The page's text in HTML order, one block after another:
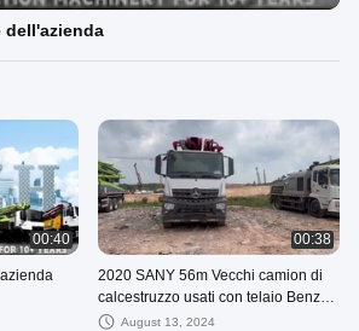
dell'azienda
00:40 00:38
2020 SANY 56m Vecchi camion di
calcestruzzo usati con telaio Benz
SYM5449THB560C-8A
August 13, 2024